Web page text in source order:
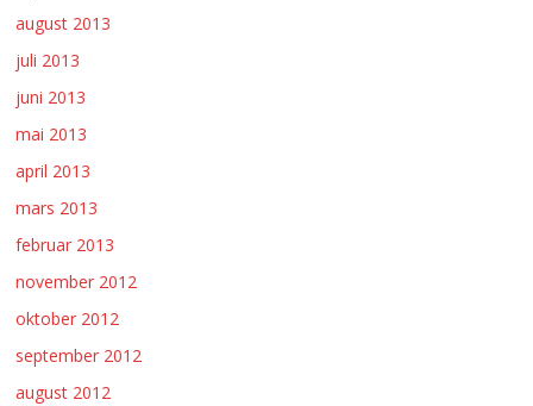
august 2013
juli 2013
juni 2013
mai 2013
april 2013
mars 2013
februar 2013
november 2012
oktober 2012
september 2012
august 2012